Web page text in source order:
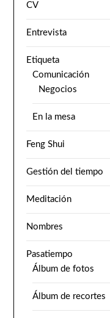
CV
Entrevista
Etiqueta
Comunicación
Negocios
En la mesa
Feng Shui
Gestión del tiempo
Meditación
Nombres
Pasatiempo
Álbum de fotos
Álbum de recortes